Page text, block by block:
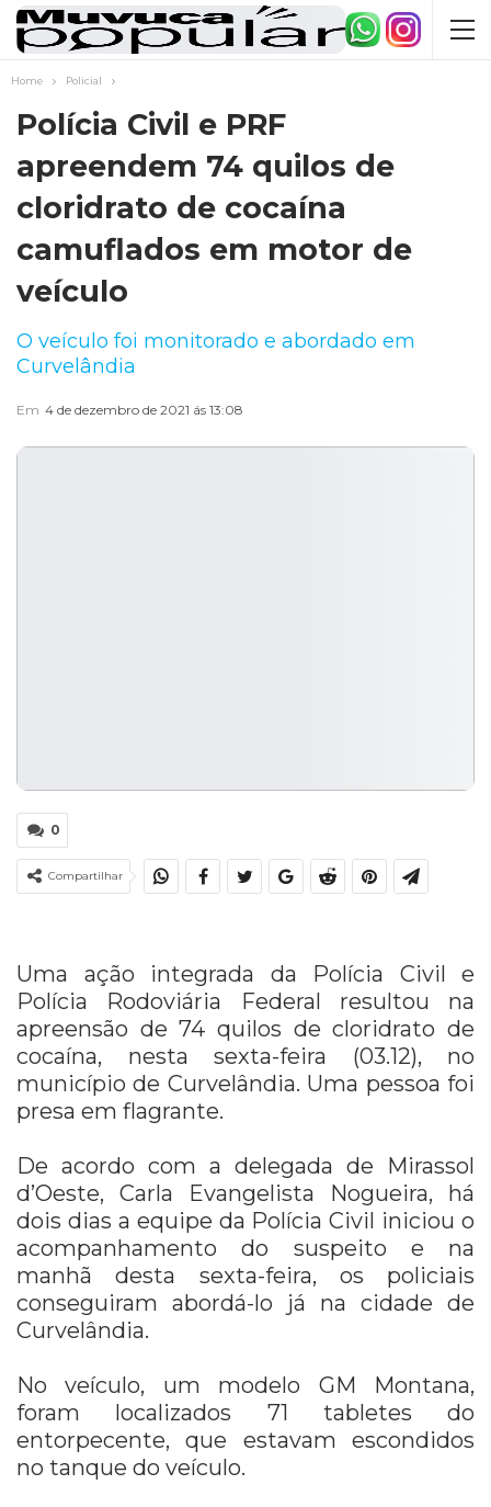
Home Policial
Polícia Civil e PRF
apreendem 74 quilos de
cloridrato de cocaína
camuflados em motor de
veículo
O veículo foi monitorado e abordado em
Curvelândia
Em 4 de dezembro de 2021 ás 13:08
0
Compartilhar
Uma ação integrada da Polícia Civil e
Polícia Rodoviária Federal resultou na
apreensão de 74 quilos de cloridrato de
cocaína, nesta sexta-feira (03.12), no
município de Curvelândia. Uma pessoa foi
presa em flagrante.
De acordo com a delegada de Mirassol
d’Oeste, Carla Evangelista Nogueira, há
dois dias a equipe da Polícia Civil iniciou o
acompanhamento do suspeito e na
manhã desta sexta-feira, os policiais
conseguiram abordá-lo já na cidade de
Curvelândia.
No veículo, um modelo GM Montana,
foram localizados 71 tabletes do
entorpecente, que estavam escondidos
no tanque do veículo.